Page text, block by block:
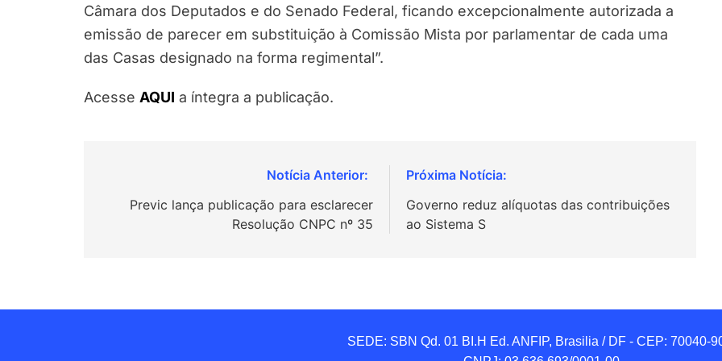
Câmara dos Deputados e do Senado Federal, ficando excepcionalmente autorizada a
emissão de parecer em substituição à Comissão Mista por parlamentar de cada uma
das Casas designado na forma regimental”.
Acesse AQUI a íntegra a publicação.
Previc lança publicação para esclarecer
Resolução CNPC nº 35
Governo reduz alíquotas das contribuições
ao Sistema S
SEDE: SBN Qd. 01 BI.H Ed. ANFIP, Brasilia / DF - CEP: 70040-